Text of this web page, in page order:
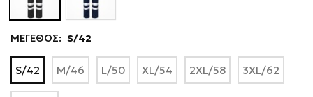
ΜΕΓΕΘΟΣ: S/42
S/42 M/46 L/50 XL/54 2XL/58 3XL/62